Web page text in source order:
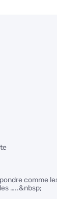
comme
…..&nbsp;